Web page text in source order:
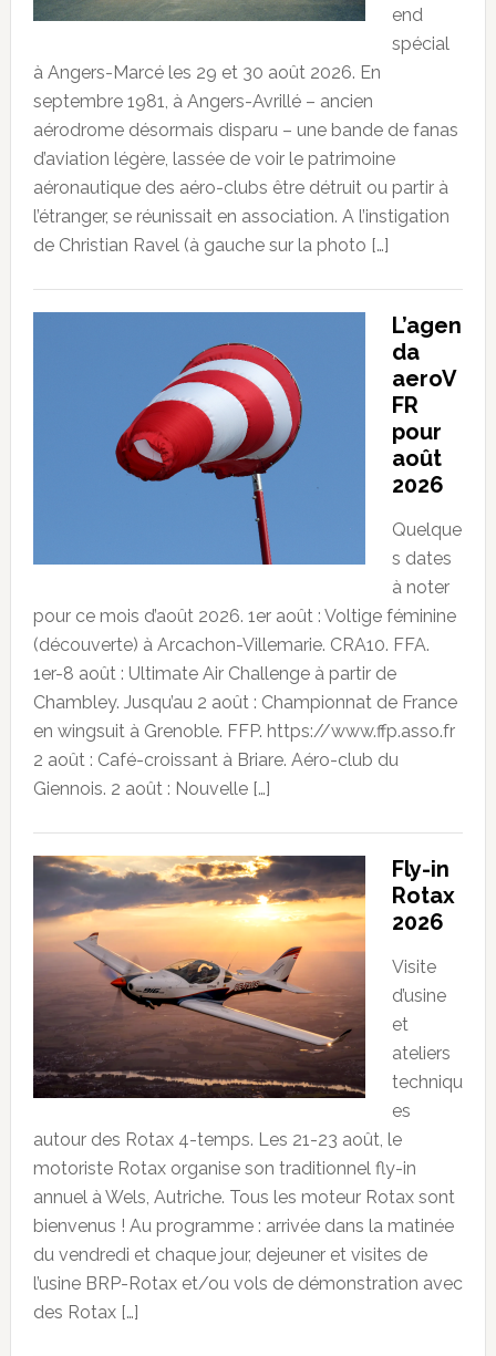
end
spécial
à Angers-Marcé les 29 et 30 août 2026. En
septembre 1981, à Angers-Avrillé – ancien
aérodrome désormais disparu – une bande de fanas
d’aviation légère, lassée de voir le patrimoine
aéronautique des aéro-clubs être détruit ou partir à
l’étranger, se réunissait en association. A l’instigation
de Christian Ravel (à gauche sur la photo […]
L’agen
da
aeroV
FR
pour
août
2026
Quelque
s dates
à noter
pour ce mois d’août 2026. 1er août : Voltige féminine
(découverte) à Arcachon-Villemarie. CRA10. FFA.
1er-8 août : Ultimate Air Challenge à partir de
Chambley. Jusqu’au 2 août : Championnat de France
en wingsuit à Grenoble. FFP. https://www.ffp.asso.fr
2 août : Café-croissant à Briare. Aéro-club du
Giennois. 2 août : Nouvelle […]
Fly-in
Rotax
2026
Visite
d’usine
et
ateliers
techniqu
es
autour des Rotax 4-temps. Les 21-23 août, le
motoriste Rotax organise son traditionnel fly-in
annuel à Wels, Autriche. Tous les moteur Rotax sont
bienvenus ! Au programme : arrivée dans la matinée
du vendredi et chaque jour, dejeuner et visites de
l’usine BRP-Rotax et/ou vols de démonstration avec
des Rotax […]